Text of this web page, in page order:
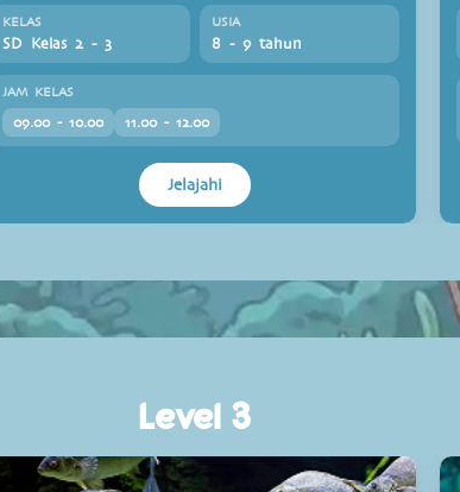
KELAS
SD Kelas 2 - 3
USIA
8 - 9 tahun
JAM KELAS
09.00 - 10.00 11.00 - 12.00
Jelajahi
Level 3